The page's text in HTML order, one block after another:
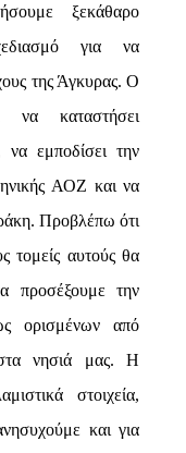
ξεκάθαρο
για να
της Άγκυρας. Ο
να καταστήσει
να εμποδίσει την
ΑΟΖ και να
Προβλέπω ότι
τομείς αυτούς θα
προσέξουμε την
ορισμένων από
νησιά μας. Η
στοιχεία,
και για